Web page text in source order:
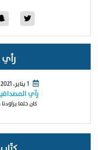
1 يناير، 2021
رآي
كان حلما